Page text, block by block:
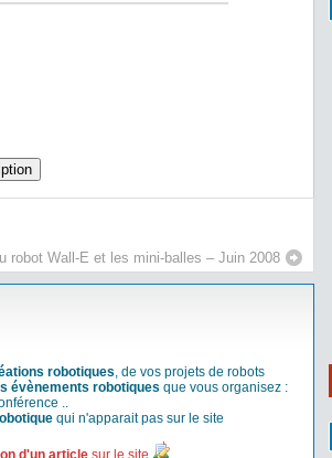
robot Wall-E et les mini-balles – Juin 2008
robotiques, de vos projets de robots
évènements robotiques que vous organisez :
..
qui n'apparait pas sur le site
d'un article sur le site